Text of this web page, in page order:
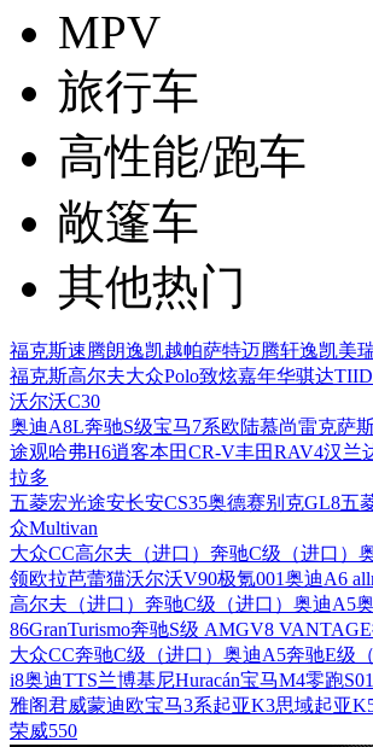
MPV
旅行车
高性能/跑车
敞篷车
其他热门
福克斯速腾朗逸凯越帕萨特迈腾轩逸凯美
福克斯高尔夫大众Polo致炫嘉年华骐达
沃尔沃C30
奥迪A8L奔驰S级宝马7系欧陆慕尚雷克萨
途观哈弗H6逍客本田CR-V丰田RAV4汉兰
拉多
五菱宏光途安长安CS35奥德赛别克GL8五
众Multivan
大众CC高尔夫（进口） 奔驰C级（进口）
领欧拉芭蕾猫沃尔沃V90极氪001奥迪A6
高尔夫（进口） 奔驰C级（进口） 奥迪A5
86GranTurismo奔驰S级 AMGV8 VANTAGE
大众CC奔驰C级（进口） 奥迪A5奔驰E级
i8奥迪TTS兰博基尼Huracán宝马M4零跑S01
雅阁君威蒙迪欧宝马3系起亚K3思域起亚
荣威550